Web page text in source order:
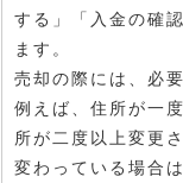
する」「入金の確
ます。
売却の際には、必
例えば、住所が一
所が二度以上変更
変わっている場合